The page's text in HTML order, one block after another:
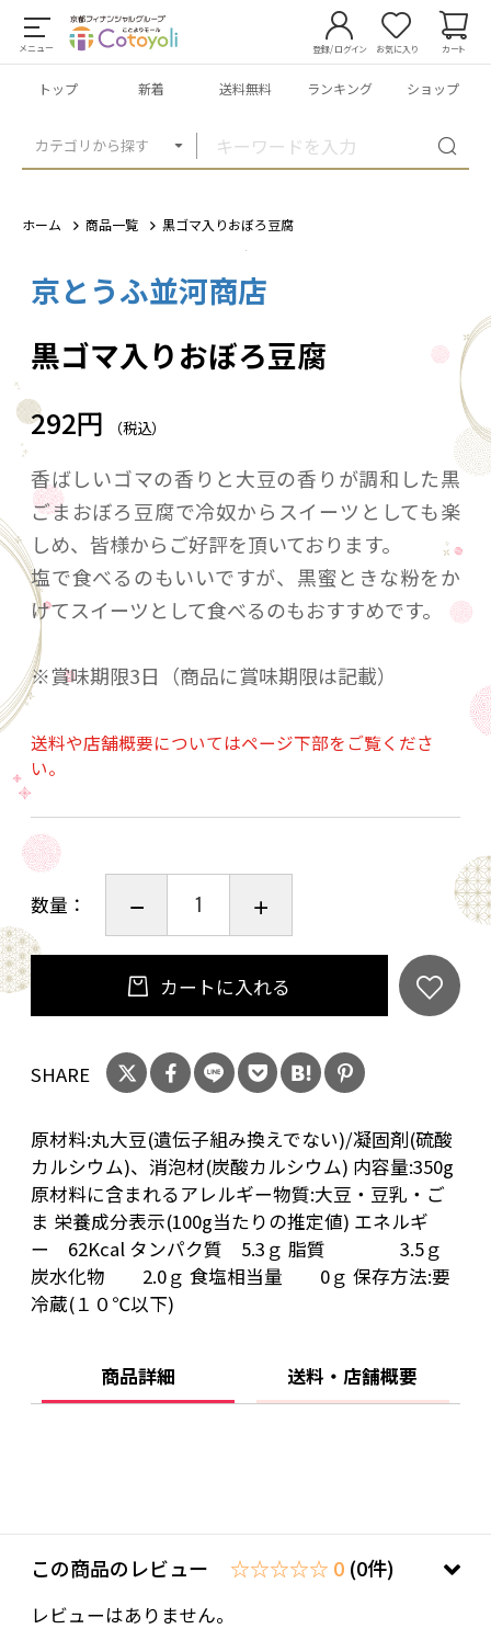
メニュー
カテゴリから探す
登録/ログイン お気に入り カート
トップ 新着 送料無料 ランキング ショップ
ホーム 商品一覧 黒ゴマ入りおぼろ豆腐
京とうふ並河商店
黒ゴマ入りおぼろ豆腐
292円 （税込）
香ばしいゴマの香りと大豆の香りが調和した黒
ごまおぼろ豆腐で冷奴からスイーツとしても楽
しめ、皆様からご好評を頂いております。
塩で食べるのもいいですが、黒蜜ときな粉をか
けてスイーツとして食べるのもおすすめです。
※賞味期限3日（商品に賞味期限は記載）
送料や店舗概要についてはページ下部をご覧くださ
い。
数量：
カートに入れる
SHARE
原材料:丸大豆(遺伝子組み換えでない)/凝固剤(硫酸
カルシウム)、消泡材(炭酸カルシウム) 内容量:350g
原材料に含まれるアレルギー物質:大豆・豆乳・ご
ま 栄養成分表示(100g当たりの推定値) エネルギ
ー 62Kcal タンパク質 5.3ｇ 脂質 3.5ｇ
炭水化物 2.0ｇ 食塩相当量 0ｇ 保存方法:要
冷蔵(１０℃以下)
商品詳細 送料・店舗概要
この商品のレビュー ☆☆☆☆☆ 0 (0件)
レビューはありません。